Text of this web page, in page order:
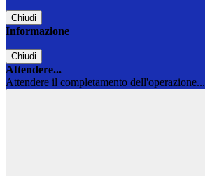
Chiudi
Informazione
Chiudi
Attendere...
Attendere il completamento dell'operazione...